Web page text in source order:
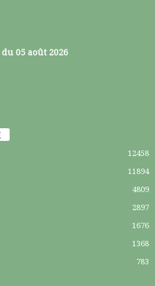
du 05 août 2026
12458
11894
4809
2897
1676
1368
783